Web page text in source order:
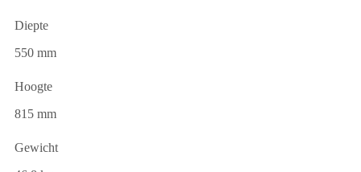
Diepte
550 mm
Hoogte
815 mm
Gewicht